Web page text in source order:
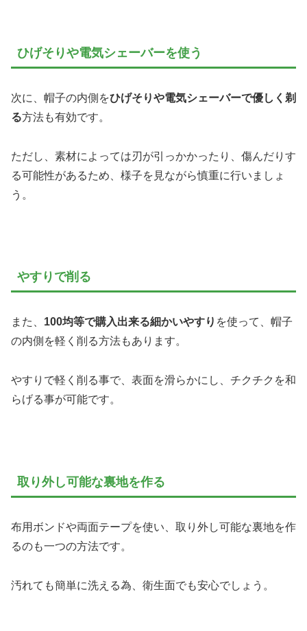
ひげそりや電気シェーバーを使う
次に、帽子の内側をひげそりや電気シェーバーで優しく剃
る方法も有効です。
ただし、素材によっては刃が引っかかったり、傷んだりす
る可能性があるため、様子を見ながら慎重に行いましょ
う。
やすりで削る
また、 100均等で購入出来る細かいやすり を使って、帽子
の内側を軽く削る方法もあります。
やすりで軽く削る事で、表面を滑らかにし、チクチクを和
らげる事が可能です。
取り外し可能な裏地を作る
布用ボンドや両面テープを使い、取り外し可能な裏地を作
るのも一つの方法です。
汚れても簡単に洗える為、衛生面でも安心でしょう。